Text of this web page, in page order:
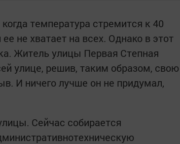
температура стремится к 40
не хватает на всех. Однако в этот
Житель улицы Первая Степная
улице, решив, таким образом, свою
И ничего лучше он не придумал,
Сейчас собирается